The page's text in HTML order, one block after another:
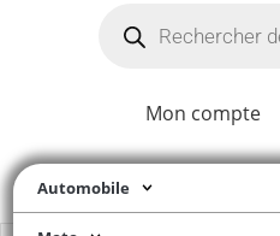
Mon compte
Automobile